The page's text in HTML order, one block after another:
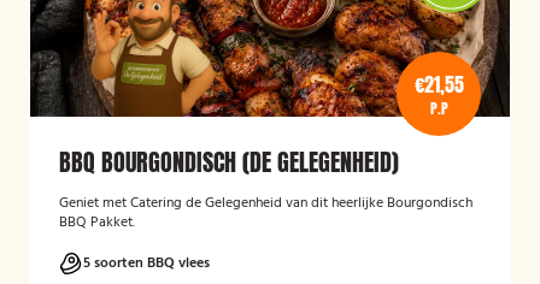
€21,55
P.P
BBQ BOURGONDISCH (DE GELEGENHEID)
Geniet met Catering de Gelegenheid van dit heerlijke Bourgondisch
BBQ Pakket.
5 soorten BBQ vlees